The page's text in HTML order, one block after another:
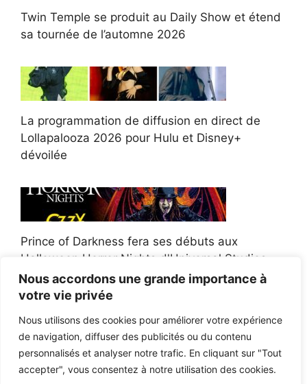
Nous accordons une grande importance à
votre vie privée
Nous utilisons des cookies pour améliorer votre expérience
de navigation, diffuser des publicités ou du contenu
personnalisés et analyser notre trafic. En cliquant sur "Tout
accepter", vous consentez à notre utilisation des cookies.
Twin Temple se produit au Daily Show et étend
sa tournée de l’automne 2026
La programmation de diffusion en direct de
Lollapalooza 2026 pour Hulu et Disney+
dévoilée
Prince of Darkness fera ses débuts aux
Halloween Horror Nights d'Universal Studios
Afroman poursuit un policier de l'Ohio après la
victoire du jury en diffamation